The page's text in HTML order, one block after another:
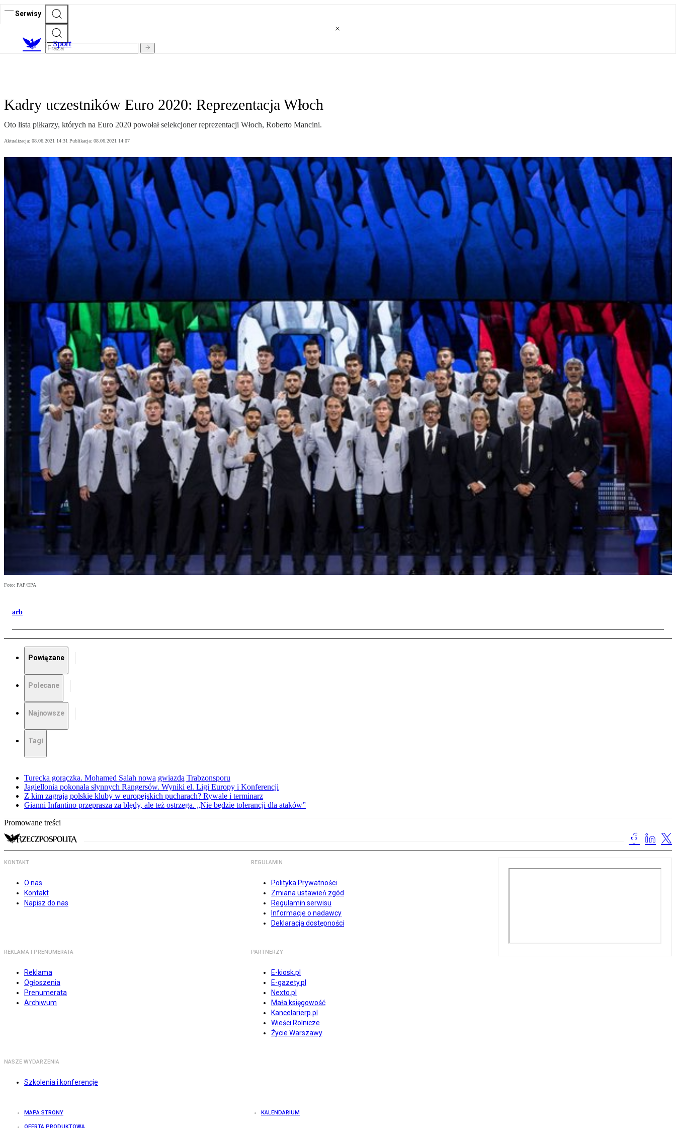
Serwisy
Sport
Kadry uczestników Euro 2020: Reprezentacja Włoch
Oto lista piłkarzy, których na Euro 2020 powołał selekcjoner reprezentacji Włoch, Roberto Mancini.
Aktualizacja: 08.06.2021 14:31 Publikacja: 08.06.2021 14:07
Foto: PAP/EPA
arb
Powiązane
Polecane
Najnowsze
Tagi
Turecka gorączka. Mohamed Salah nową gwiazdą Trabzonsporu
Jagiellonia pokonała słynnych Rangersów. Wyniki el. Ligi Europy i Konferencji
Z kim zagrają polskie kluby w europejskich pucharach? Rywale i terminarz
Gianni Infantino przeprasza za błędy, ale też ostrzega. „Nie będzie tolerancji dla ataków”
Promowane treści
KONTAKT
O nas
Kontakt
Napisz do nas
REGULAMIN
Polityka Prywatności
Zmiana ustawień zgód
Regulamin serwisu
Informacje o nadawcy
Deklaracja dostępności
REKLAMA I PRENUMERATA
Reklama
Ogłoszenia
Prenumerata
Archiwum
PARTNERZY
E-kiosk.pl
E-gazety.pl
Nexto.pl
Mała księgowość
Kancelarierp.pl
Wieści Rolnicze
Życie Warszawy
NASZE WYDARZENIA
Szkolenia i konferencje
MAPA STRONY KALENDARIUM